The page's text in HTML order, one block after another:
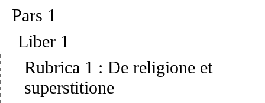
Pars 1
Liber 1
Rubrica 1 : De religione et
superstitione